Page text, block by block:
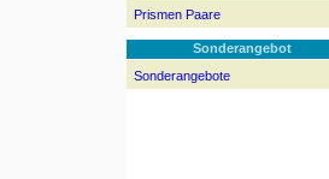
Prismen Paare
Sonderangebot
Sonderangebote